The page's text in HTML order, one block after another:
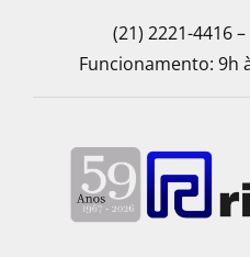
(21) 2221-4416
Funcionamento: 9h